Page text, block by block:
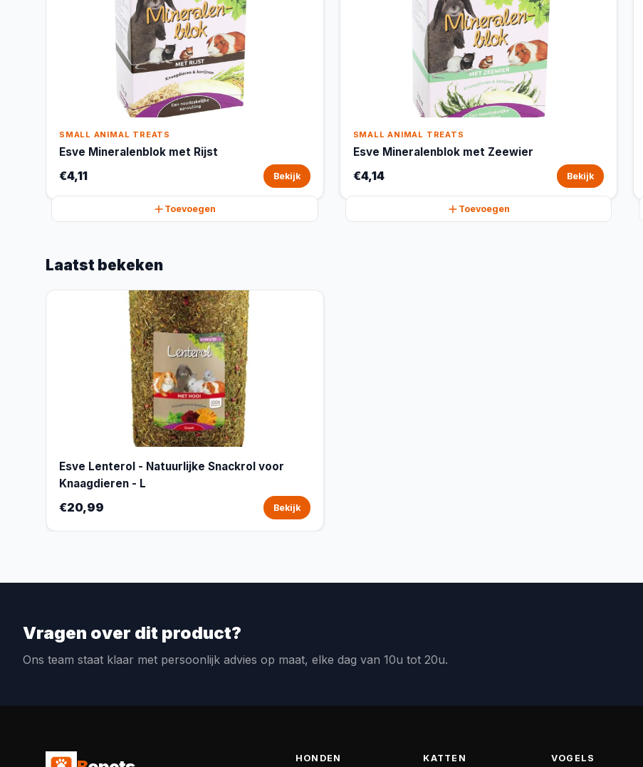
SMALL ANIMAL TREATS
Esve Mineralenblok met Rijst
€4,11 Bekijk
Toevoegen
SMALL ANIMAL TREATS
Esve Mineralenblok met Zeewier
€4,14 Bekijk
Toevoegen
Laatst bekeken
Esve Lenterol - Natuurlijke Snackrol voor
Knaagdieren - L
€20,99 Bekijk
Vragen over dit product?
Ons team staat klaar met persoonlijk advies op maat, elke dag van 10u tot 20u.
HONDEN KATTEN VOGELS